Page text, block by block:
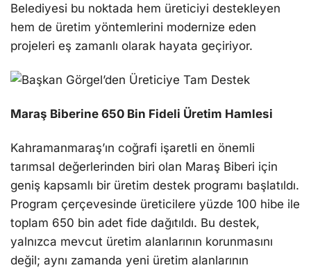
Belediyesi bu noktada hem üreticiyi destekleyen
hem de üretim yöntemlerini modernize eden
projeleri eş zamanlı olarak hayata geçiriyor.
Maraş Biberine 650 Bin Fideli Üretim Hamlesi
Kahramanmaraş’ın coğrafi işaretli en önemli
tarımsal değerlerinden biri olan Maraş Biberi için
geniş kapsamlı bir üretim destek programı başlatıldı.
Program çerçevesinde üreticilere yüzde 100 hibe ile
toplam 650 bin adet fide dağıtıldı. Bu destek,
yalnızca mevcut üretim alanlarının korunmasını
değil; aynı zamanda yeni üretim alanlarının